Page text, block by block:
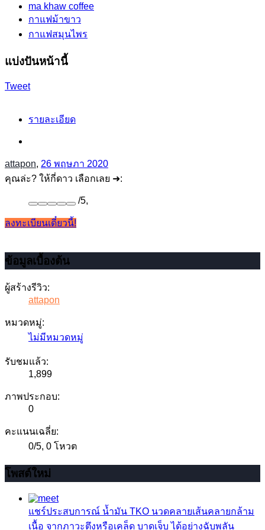
ma khaw coffee
กาแฟม้าขาว
กาแฟสมุนไพร
แบ่งปันหน้านี้
Tweet
รายละเอียด
attapon, 26 พฤษภา 2020
คุณล่ะ? ให้กี่ดาว เลือกเลย ➜:
/5,
ลงทะเบียนเดี๋ยวนี้!
ข้อมูลเบื้องต้น
ผู้สร้างรีวิว:
attapon
หมวดหมู่:
ไม่มีหมวดหมู่
รับชมแล้ว:
1,899
ภาพประกอบ:
0
คะแนนเฉลี่ย:
0/5, 0 โหวต
โพสต์ใหม่
แชร์ประสบการณ์ น้ำมัน TKO นวดคลายเส้นคลายกล้าม
เนื้อ จากภาวะตึงหรือเคล็ด บาดเจ็บ ได้อย่างฉับพลัน